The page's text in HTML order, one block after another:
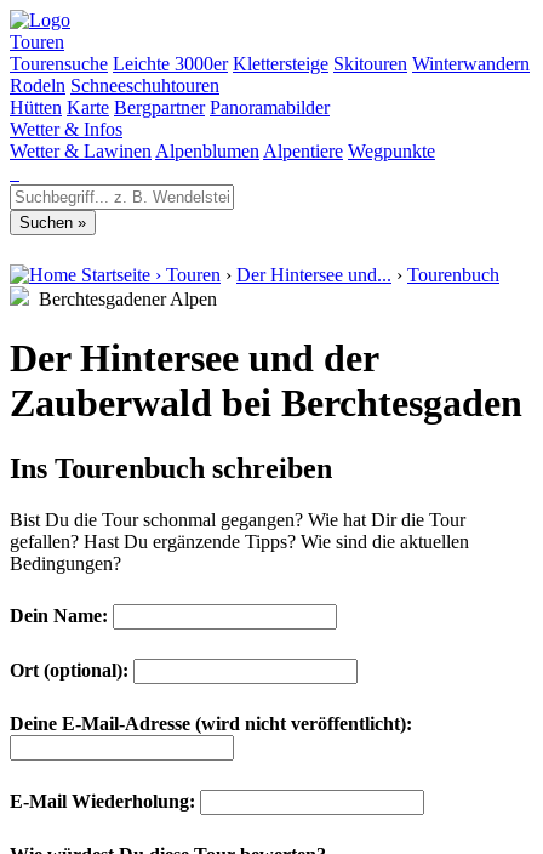
Touren
Tourensuche Leichte 3000er Klettersteige Skitouren Winterwandern
Rodeln Schneeschuhtouren
Hütten Karte Bergpartner Panoramabilder
Wetter & Infos
Wetter & Lawinen Alpenblumen Alpentiere Wegpunkte
Startseite › Touren › Der Hintersee und... › Tourenbuch
Berchtesgadener Alpen
Der Hintersee und der
Zauberwald bei Berchtesgaden
Ins Tourenbuch schreiben
Bist Du die Tour schonmal gegangen? Wie hat Dir die Tour
gefallen? Hast Du ergänzende Tipps? Wie sind die aktuellen
Bedingungen?
Dein Name:
Ort (optional):
Deine E-Mail-Adresse (wird nicht veröffentlicht):
E-Mail Wiederholung: